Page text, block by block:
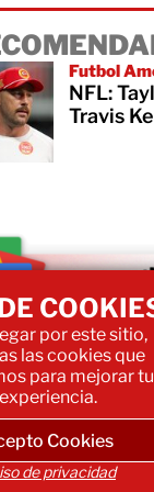
Futbol
NFL:
Travis
por este sitio,
las cookies que
para mejorar tu
experiencia.
Cookies
de privacidad